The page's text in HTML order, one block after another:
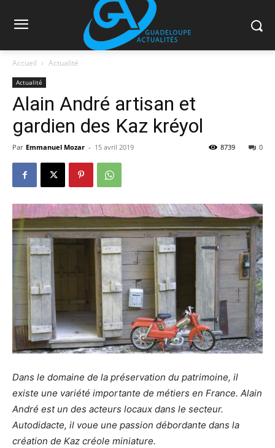
Accueil Actualité
Actualité
Alain André artisan et
gardien des Kaz kréyol
Par Emmanuel Mozar - 15 avril 2019 0
8739
Dans le domaine de la préservation du patrimoine, il
existe une variété importante de métiers en France. Alain
André est un des acteurs locaux dans le secteur.
Autodidacte, il voue une passion débordante dans la
création de Kaz créole miniature.